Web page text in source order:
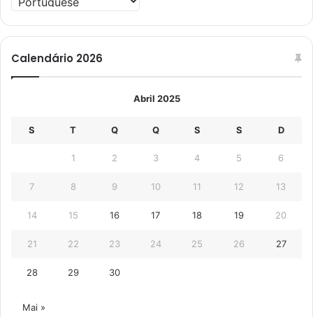
Calendário 2026
Abril 2025
S T Q Q S S D
1 2 3 4 5 6
7 8 9 10 11 12 13
14 15 16 17 18 19 20
21 22 23 24 25 26 27
28 29 30
Mai »